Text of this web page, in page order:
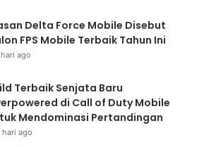
Delta Force Mobile Disebut
FPS Mobile Terbaik Tahun Ini
hari ago
Terbaik Senjata Baru
di Call of Duty Mobile
Mendominasi Pertandingan
hari ago